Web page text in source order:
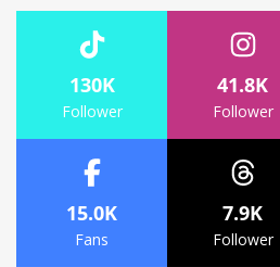
130K
Follower
41.8K
Follower
15.0K
Fans
7.9K
Follower